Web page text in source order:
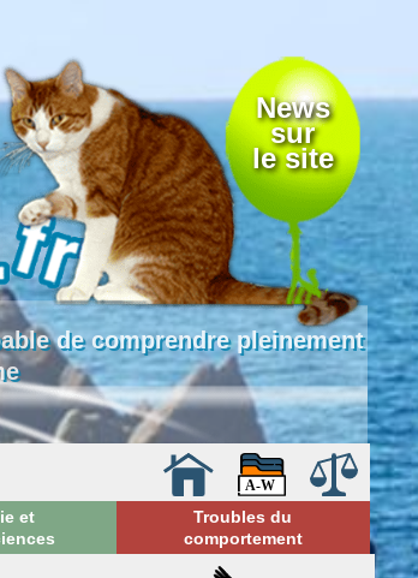
News
sur
le site
de comprendre pleinement
et
Troubles du
comportement